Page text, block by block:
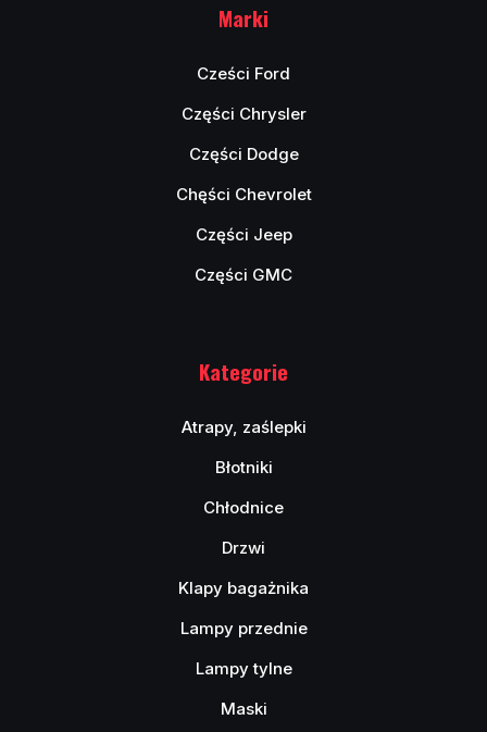
Marki
Cześci Ford
Części Chrysler
Części Dodge
Chęści Chevrolet
Części Jeep
Części GMC
Kategorie
Atrapy, zaślepki
Błotniki
Chłodnice
Drzwi
Klapy bagażnika
Lampy przednie
Lampy tylne
Maski